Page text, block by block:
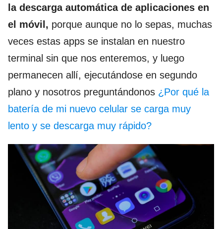
la descarga automática de aplicaciones en
el móvil, porque aunque no lo sepas, muchas
veces estas apps se instalan en nuestro
terminal sin que nos enteremos, y luego
permanecen allí, ejecutándose en segundo
plano y nosotros preguntándonos ¿Por qué la
batería de mi nuevo celular se carga muy
lento y se descarga muy rápido?